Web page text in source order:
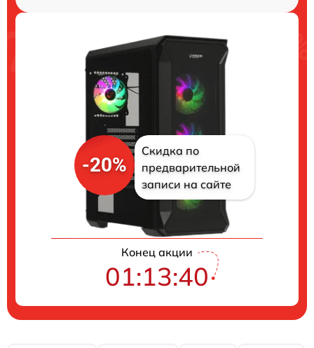
-20%
Скидка по
предварительной
записи на сайте
Конец акции
01:13:39